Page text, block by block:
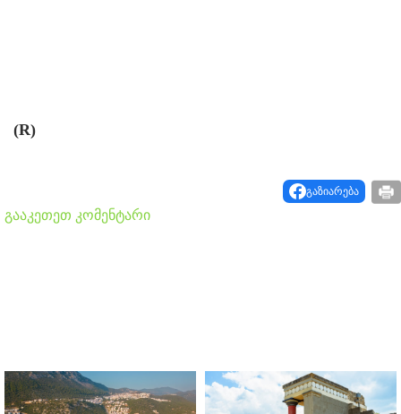
(R)
გაზიარება
გააკეთეთ კომენტარი